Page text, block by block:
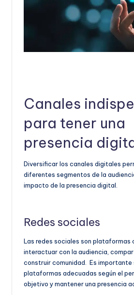
Canales
para tener una
presencia
Diversificar los canales digitales
diferentes segmentos de la
impacto de la presencia digital.
Redes sociales
Las redes sociales son plataformas
interactuar con la audiencia,
construir comunidad. Es importante
plataformas adecuadas según el
objetivo y mantener una presencia